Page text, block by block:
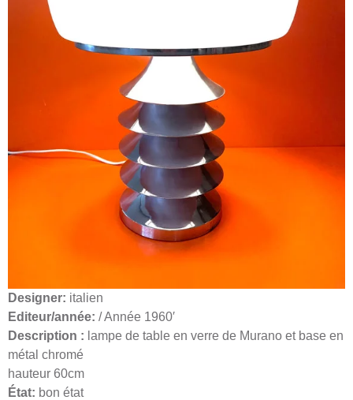
Designer: italien
Ed iteur/année: / Année 1960′
Description : lampe de table en verre de Murano et base en
métal chromé
hauteur 60cm
État: bon état